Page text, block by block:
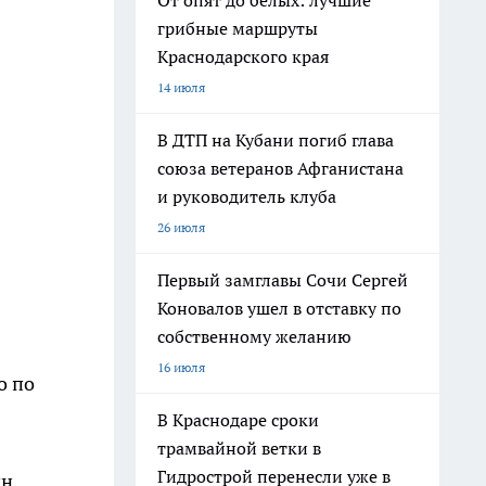
по
грибные маршруты
Краснодарского края
14 июля
В ДТП на Кубани погиб глава
союза ветеранов Афганистана
и руководитель клуба
26 июля
Первый замглавы Сочи Сергей
Коновалов ушел в отставку по
собственному желанию
16 июля
В Краснодаре сроки
трамвайной ветки в
Гидрострой перенесли уже в